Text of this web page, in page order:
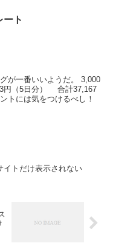
ート
が一番いいようだ。 3,000
円（5日分） 合計37,167
トには気をつけるべし！
イトだけ表示されない